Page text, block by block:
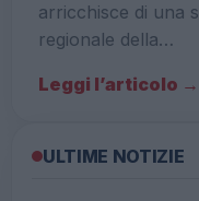
arricchisce di una
regionale della…
Leggi l’articolo →
ULTIME NOTIZIE